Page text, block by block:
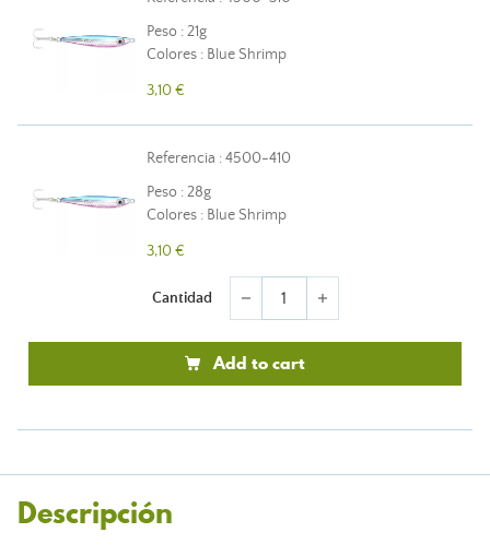
Peso : 21g
Colores : Blue Shrimp
3,10 €
Referencia : 4500-410
Peso : 28g
Colores : Blue Shrimp
3,10 €
Cantidad remove add
Add to cart
Descripción